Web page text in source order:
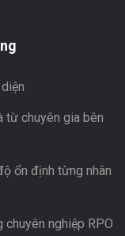
từ chuyên gia bên
ổn định từng nhân
chuyên nghiệp RPO